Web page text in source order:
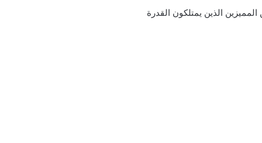
الذين يمتلكون القدرة